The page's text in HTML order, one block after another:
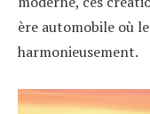
ère automobile où
harmonieusement.